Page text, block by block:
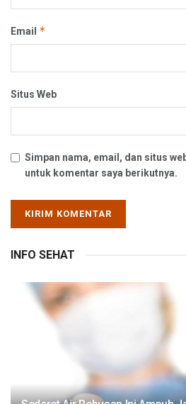
Email *
Situs Web
Simpan nama, email, dan situs
untuk komentar saya berikutnya.
INFO SEHAT